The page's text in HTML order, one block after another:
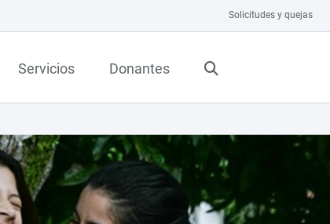
Solicitudes y quejas
Servicios Donantes